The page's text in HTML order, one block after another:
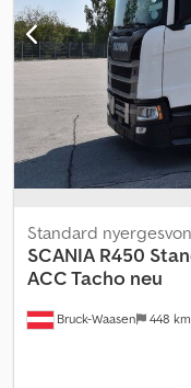
légzsák, navigációs
parkolóklíma,
szervizelési előélet,
52 000 km, billenő
önvezető jármű. A
eladó. Dcsdpfxszrdgvj
Bruck-Waasen 448 km
Standard
SCANIA R450
ACC Tacho neu